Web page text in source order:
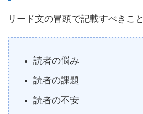
リード文の冒頭で記載すべきこと
読者の悩み
読者の課題
読者の不安